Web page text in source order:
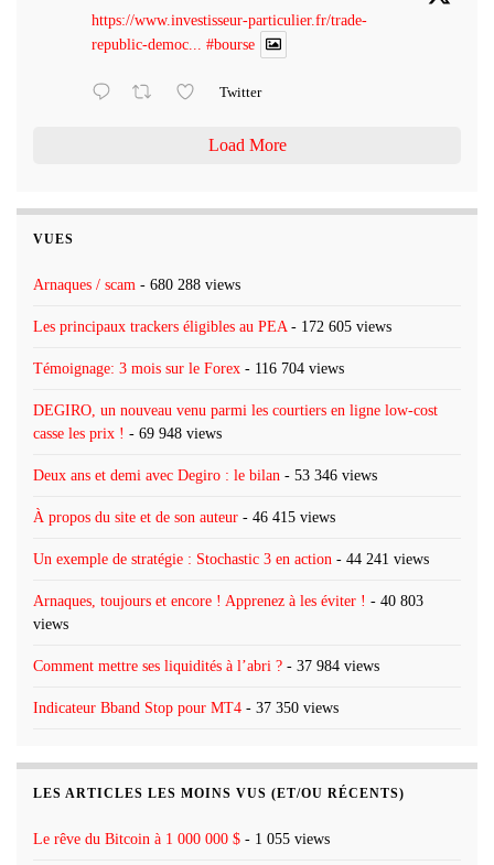
https://www.investisseur-particulier.fr/trade-
republic-democ... #bourse
Twitter
Load More
VUES
Arnaques / scam - 680 288 views
Les principaux trackers éligibles au PEA - 172 605 views
Témoignage: 3 mois sur le Forex - 116 704 views
DEGIRO, un nouveau venu parmi les courtiers en ligne low-cost
casse les prix ! - 69 948 views
Deux ans et demi avec Degiro : le bilan - 53 346 views
À propos du site et de son auteur - 46 415 views
Un exemple de stratégie : Stochastic 3 en action - 44 241 views
Arnaques, toujours et encore ! Apprenez à les éviter ! - 40 803
views
Comment mettre ses liquidités à l’abri ? - 37 984 views
Indicateur Bband Stop pour MT4 - 37 350 views
LES ARTICLES LES MOINS VUS (ET/OU RÉCENTS)
Le rêve du Bitcoin à 1 000 000 $ - 1 055 views